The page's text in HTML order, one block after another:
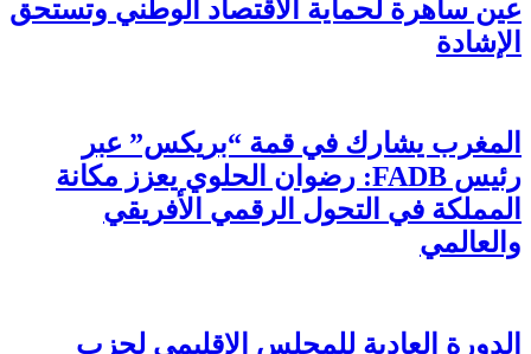
عين ساهرة لحماية الاقتصاد الوطني وتستحق
الإشادة
المغرب يشارك في قمة “بريكس” عبر
رئيس FADB: رضوان الحلوي يعزز مكانة
المملكة في التحول الرقمي الأفريقي
والعالمي
الدورة العادية للمجلس الإقليمي لحزب